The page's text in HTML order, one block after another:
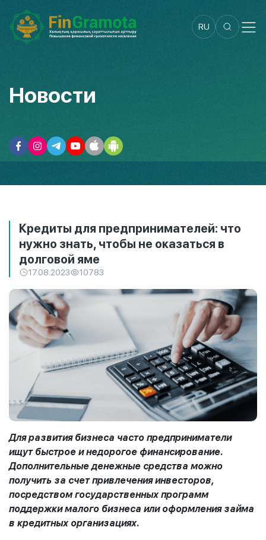
RU
Новости
Кредиты для предпринимателей: что
нужно знать, чтобы не оказаться в
долговой яме
17.08.2023 10783
Для развития бизнеса часто предприниматели
ищут быстрое и недорогое финансирование.
Дополнительные денежные средства можно
получить за счет привлечения инвесторов,
посредством государственных программ
поддержки малого бизнеса или оформления займа
в кредитных организациях.